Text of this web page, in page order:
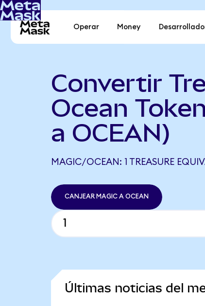
Operar Money
Convertir
Ocean
a OCEAN)
MAGIC/OCEAN: 1 TREASURE
CANJEAR MAGIC A OCEAN
Últimas noticias del